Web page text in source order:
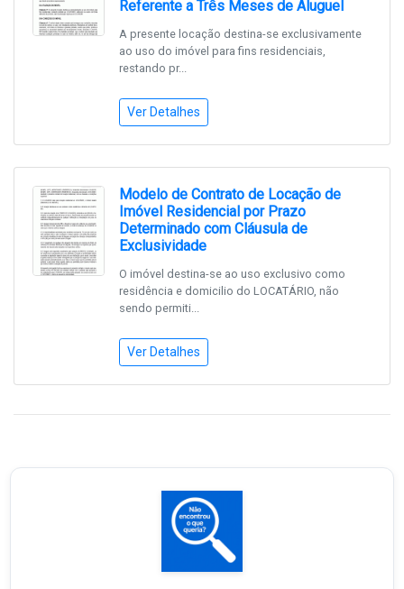
Referente a Três Meses de Aluguel
A presente locação destina-se exclusivamente
ao uso do imóvel para fins residenciais,
restando pr...
Ver Detalhes
Modelo de Contrato de Locação de
Imóvel Residencial por Prazo
Determinado com Cláusula de
Exclusividade
O imóvel destina-se ao uso exclusivo como
residência e domicilio do LOCATÁRIO, não
sendo permiti...
Ver Detalhes